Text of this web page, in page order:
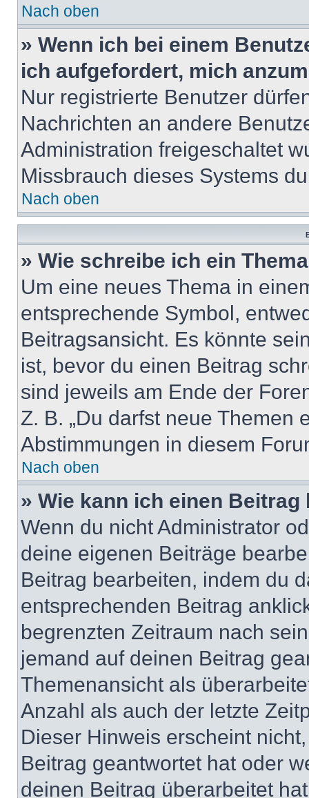
Nach oben
» Wenn ich bei einem
ich aufgefordert, mich
Nur registrierte Benutzer
Nachrichten an andere
Administration freigeschaltet
Missbrauch dieses Systems
Nach oben
» Wie schreibe ich ein
Um eine neues Thema in
entsprechende Symbol,
Beitragsansicht. Es könnte
ist, bevor du einen Beitrag
sind jeweils am Ende der
Z. B. „Du darfst neue Themen
Abstimmungen in diesem
Nach oben
» Wie kann ich einen
Wenn du nicht Administrator
deine eigenen Beiträge
Beitrag bearbeiten, indem du
entsprechenden Beitrag
begrenzten Zeitraum nach
jemand auf deinen Beitrag
Themenansicht als
Anzahl als auch der letzte
Dieser Hinweis erscheint
Beitrag geantwortet hat oder
deinen Beitrag überarbeitet